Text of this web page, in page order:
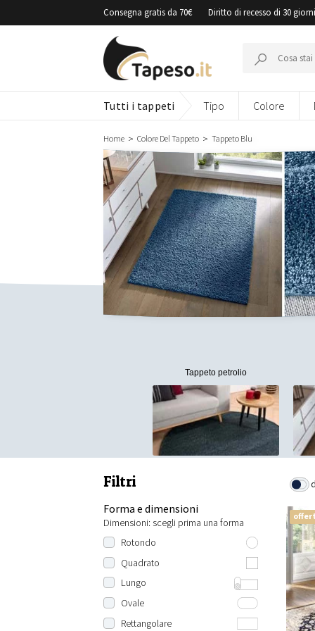
al
Consegna gratis da 70€ Diritto di recesso di 30 giorni
Tutti i tappeti Tipo Colore
Home Colore Del Tappeto Tappeto Blu
Tappeto petrolio
Filtri
Forma e dimensioni
Dimensioni: scegli prima una forma
Rotondo
Rotondo 80 cm
Rotondo 100 cm
Rotondo 120 cm
Rotondo 140 cm
Quadrato
100x100 cm
120x120 cm
130x130 cm
Lungo
Lunghezza: 200 cm
Lunghezza: 230 cm
Ovale
100x150 cm
Rettangolare